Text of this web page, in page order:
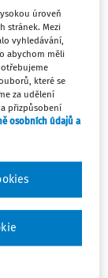
189 odst. 2
znění vyhlášky
částkou
znění č.
částkou
nabývá
–
úroveň
stránek. Mezi
vyhledávání,
abychom měli
které se
za udělení
přizpůsobení
osobních údajů a